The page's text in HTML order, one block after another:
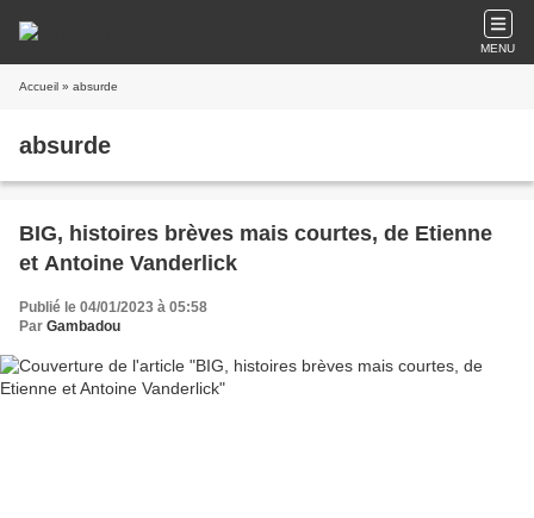
MENU
Accueil » absurde
absurde
BIG, histoires brèves mais courtes, de Etienne
et Antoine Vanderlick
Publié le 04/01/2023 à 05:58
Par Gambadou